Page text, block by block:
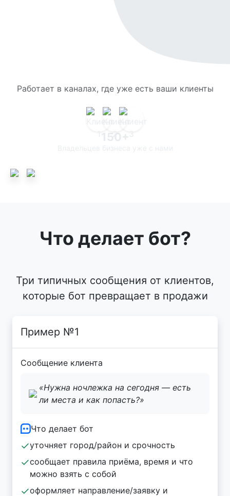
Работает в каналах, где уже есть ваши клиенты
150+
Что делает бот?
Три типичных сообщения от клиентов,
которые бот превращает в продажи
Пример №1
Сообщение клиента
«Нужна ночлежка на сегодня — есть
ли места и как попасть?»
Что делает бот
уточняет город/район и срочность
сообщает правила приёма, время и что
можно взять с собой
оформляет направление/заявку и